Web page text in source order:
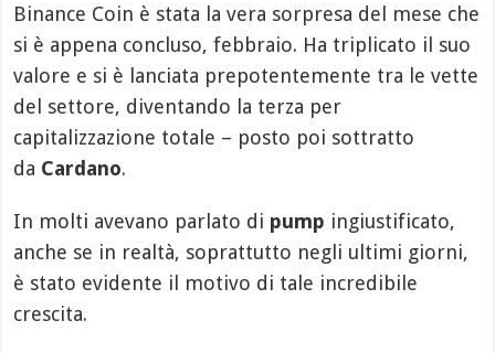
Binance Coin è stata la vera sorpresa del mese che
si è appena concluso, febbraio. Ha triplicato il suo
valore e si è lanciata prepotentemente tra le vette
del settore, diventando la terza per
capitalizzazione totale – posto poi sottratto
da Cardano.
In molti avevano parlato di pump ingiustificato,
anche se in realtà, soprattutto negli ultimi giorni,
è stato evidente il motivo di tale incredibile
crescita.